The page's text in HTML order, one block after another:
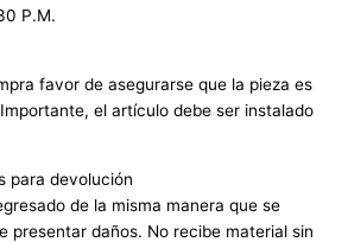
P.M.
favor de asegurarse que la pieza es
el artículo debe ser instalado
para devolución
de la misma manera que se
presentar daños. No recibe material sin